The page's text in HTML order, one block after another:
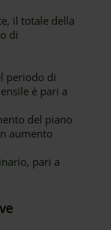
il totale della
di
periodo di
è pari a
del piano
aumento
pari a